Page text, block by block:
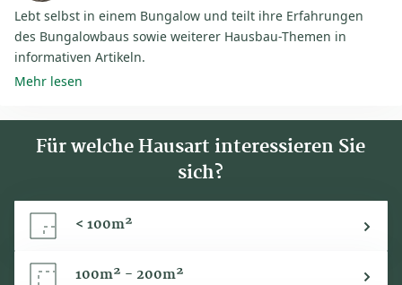
Lebt selbst in einem Bungalow und teilt ihre Erfahrungen
des Bungalowbaus sowie weiterer Hausbau-Themen in
informativen Artikeln.
Mehr lesen
Für welche Hausart interessieren Sie
sich?
< 100m²
100m² - 200m²